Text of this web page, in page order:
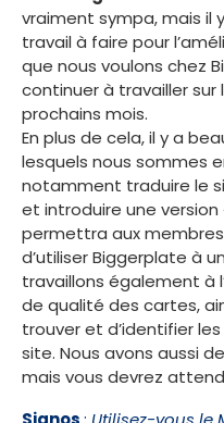
vraiment sympa, mais il
travail à faire pour
que nous voulons chez
continuer à travailler
prochains mois.
En plus de cela, il y a
lesquels nous sommes
notamment traduire le
et introduire une version
permettra aux
d’utiliser Biggerplate à
travaillons également à
de qualité des cartes,
trouver et d’identifier
site. Nous avons aussi
mais vous devrez